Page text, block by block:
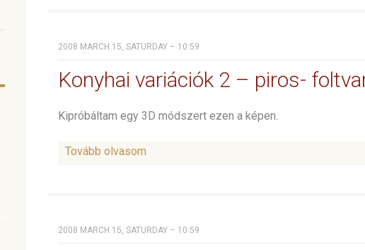
2008 MARCH 15, SATURDAY – 10:59
Konyhai variációk 2 – piros-
Kipróbáltam egy 3D módszert ezen a képen.
Tovább olvasom
2008 MARCH 15, SATURDAY – 10:59